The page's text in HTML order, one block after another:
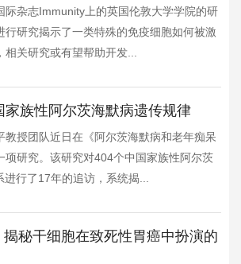
际杂志Immunity上的英国伦敦大学学院的研
行研究揭示了一类特殊的免疫细胞如何被激
关研究或有望帮助开发...
家族性阿尔茨海默病遗传规律
教授团队近日在《阿尔茨海默病和老年痴呆
项研究。该研究对404个中国家族性阿尔茨
行了17年的追访，系统揭...
秘干细胞在致死性胃癌中扮演的